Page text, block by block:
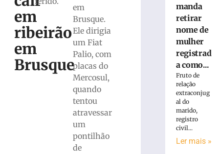
em
ribeirão
em
Brusque
em
Brusque.
Ele dirigia
um Fiat
Palio, com
placas do
Mercosul,
quando
tentou
atravessar
um
pontilhão
de
Homem
tropeça
calçada,
manda
retirar
nome de
mulher
registrad
a como...
Fruto de
relação
extraconjug
al do
marido,
registro
civil...
Ler mais »